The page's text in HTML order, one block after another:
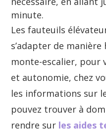
minute.
Les fauteuils
s’adapter de
monte-escalier, pour
et autonomie, chez
les informations sur
pouvez trouver à
rendre sur les aides